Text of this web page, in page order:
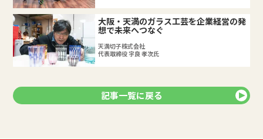
大阪・天満のガラス工芸を企業経営の発
想で未来へつなぐ
天満切子株式会社
代表取締役 宇良 孝次氏
記事一覧に戻る